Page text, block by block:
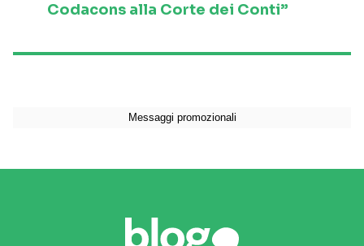
Codacons alla Corte dei Conti”